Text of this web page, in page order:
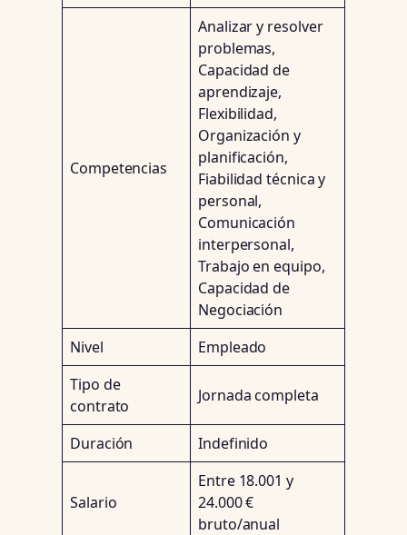
Competencias
Analizar y resolver
problemas,
Capacidad de
aprendizaje,
Flexibilidad,
Organización y
planificación,
Fiabilidad técnica y
personal,
Comunicación
interpersonal,
Trabajo en equipo,
Capacidad de
Negociación
Nivel
Empleado
Tipo de
contrato
Jornada completa
Duración Indefinido
Salario
Entre 18.001 y
24.000 €
bruto/anual